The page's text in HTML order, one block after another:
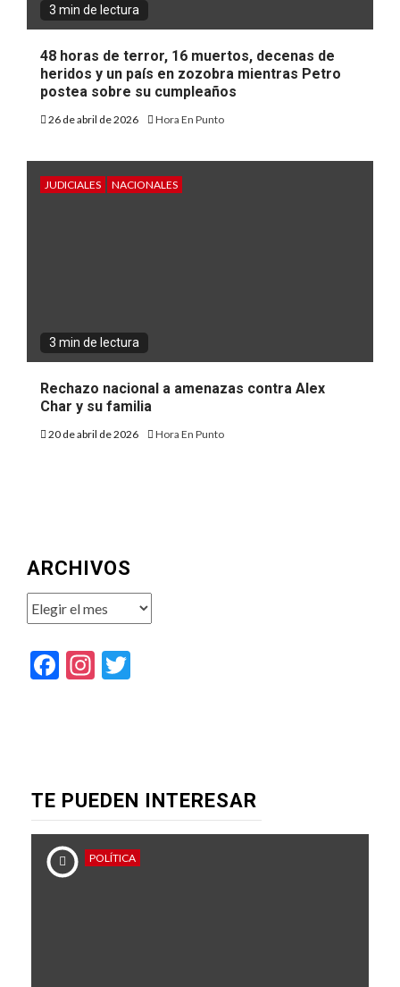
3 min de lectura
48 horas de terror, 16 muertos, decenas de
heridos y un país en zozobra mientras Petro
postea sobre su cumpleaños
26 de abril de 2026 Hora En Punto
JUDICIALES NACIONALES
3 min de lectura
Rechazo nacional a amenazas contra Alex
Char y su familia
20 de abril de 2026 Hora En Punto
ARCHIVOS
Archivos
Facebook
Instagram
TE PUEDEN INTERESAR
POLÍTICA